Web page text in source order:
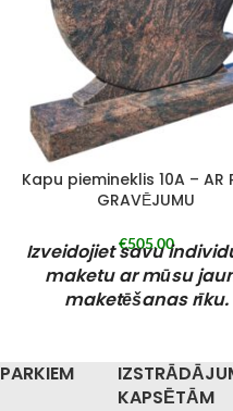
Kapu piemineklis 10A – AR
GRAVĒJUMU
€505,00
Izveidojiet savu
maketu ar mūsu
maketēšanas rīku.
filiālēm vai
izņemšanas punktā Rīgā. Mūsu
KAPSĒTĀM